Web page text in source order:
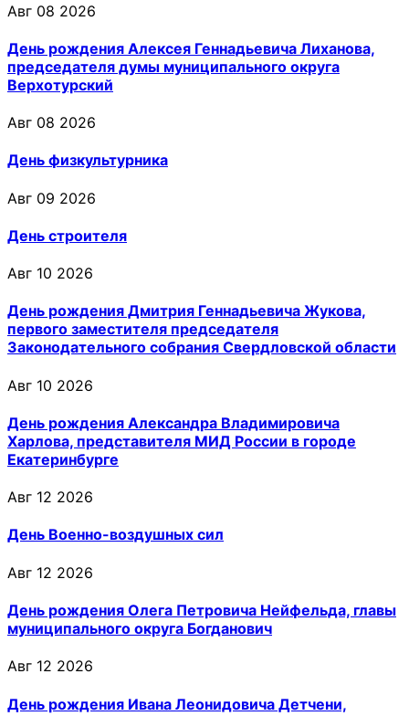
Авг 08 2026
День рождения Алексея Геннадьевича Лиханова,
председателя думы муниципального округа
Верхотурский
Авг 08 2026
День физкультурника
Авг 09 2026
День строителя
Авг 10 2026
День рождения Дмитрия Геннадьевича Жукова,
первого заместителя председателя
Законодательного собрания Свердловской области
Авг 10 2026
День рождения Александра Владимировича
Харлова, представителя МИД России в городе
Екатеринбурге
Авг 12 2026
День Военно-воздушных сил
Авг 12 2026
День рождения Олега Петровича Нейфельда, главы
муниципального округа Богданович
Авг 12 2026
День рождения Ивана Леонидовича Детчени,